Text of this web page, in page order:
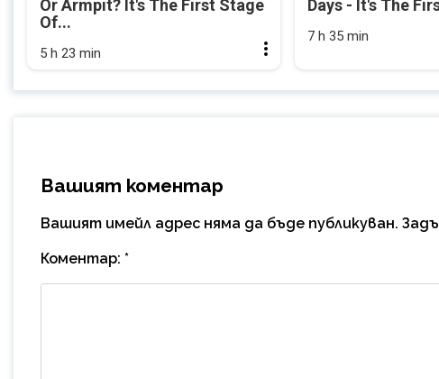
Or Armpit? It's The First Stage
Of...
5 h 23 min
Days - It's The
7 h 35 min
Вашият коментар
Вашият имейл адрес няма да бъде публикуван.
Коментар: *